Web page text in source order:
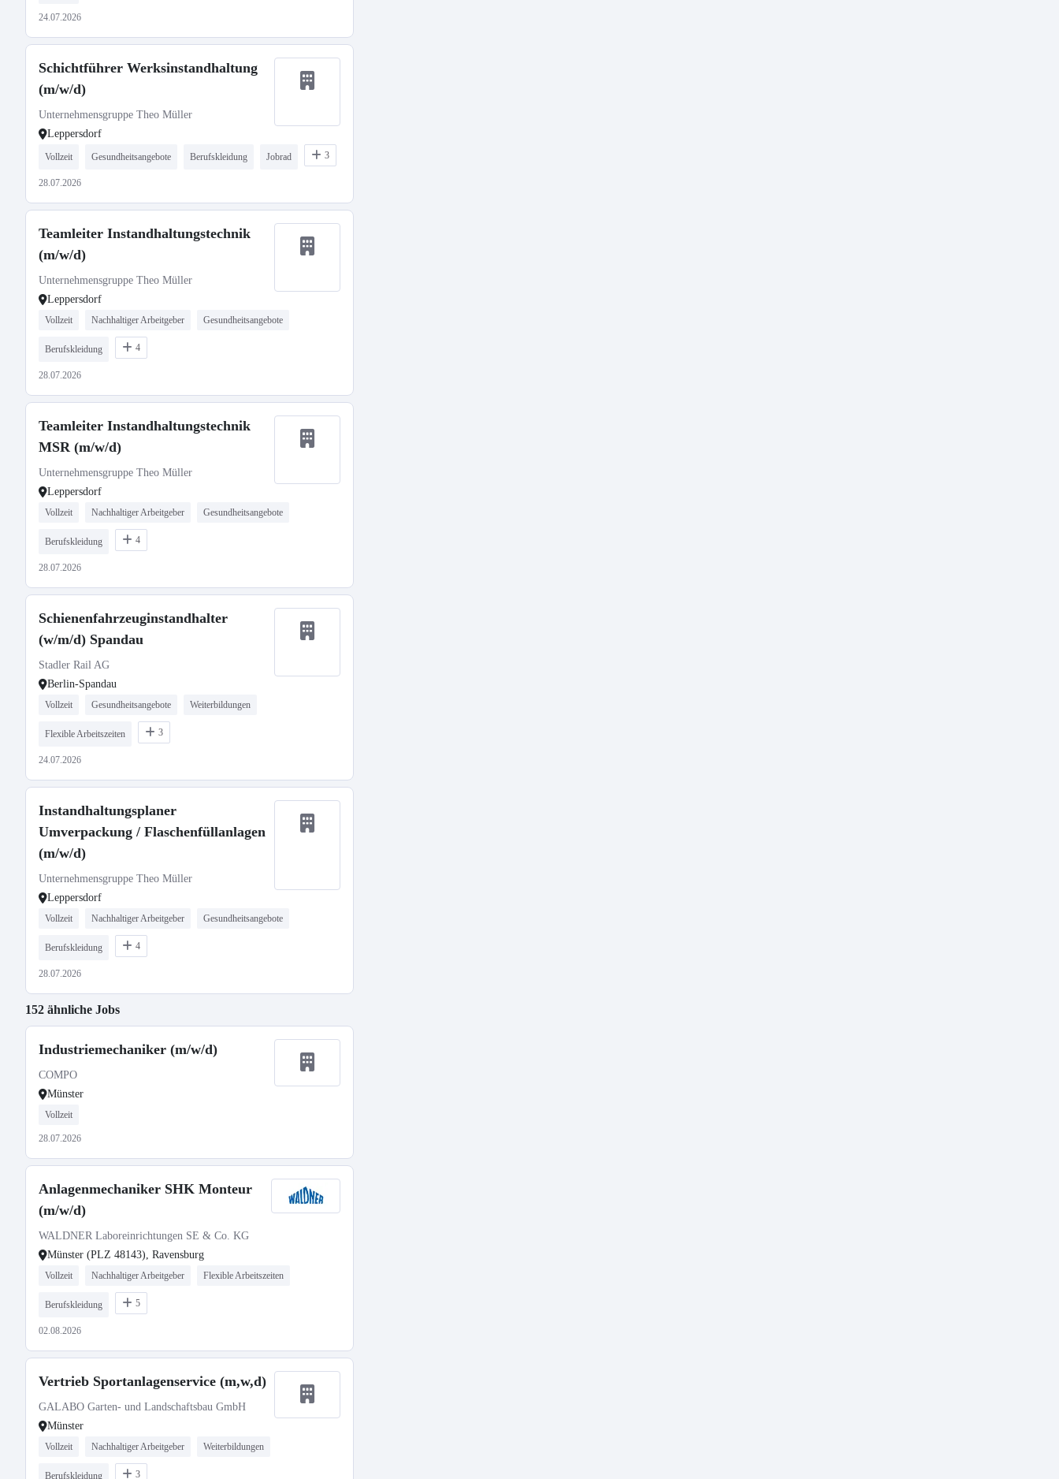
24.07.2026
Schichtführer Werksinstandhaltung
(m/w/d)
Unternehmensgruppe Theo Müller
Leppersdorf
Vollzeit Gesundheitsangebote Berufskleidung Jobrad 3
28.07.2026
Teamleiter Instandhaltungstechnik
(m/w/d)
Unternehmensgruppe Theo Müller
Leppersdorf
Vollzeit Nachhaltiger Arbeitgeber Gesundheitsangebote
Berufskleidung 4
28.07.2026
Teamleiter Instandhaltungstechnik
MSR (m/w/d)
Unternehmensgruppe Theo Müller
Leppersdorf
Vollzeit Nachhaltiger Arbeitgeber Gesundheitsangebote
Berufskleidung 4
28.07.2026
Schienenfahrzeuginstandhalter
(w/m/d) Spandau
Stadler Rail AG
Berlin-Spandau
Vollzeit Gesundheitsangebote Weiterbildungen
Flexible Arbeitszeiten 3
24.07.2026
Instandhaltungsplaner
Umverpackung / Flaschenfüllanlagen
(m/w/d)
Unternehmensgruppe Theo Müller
Leppersdorf
Vollzeit Nachhaltiger Arbeitgeber Gesundheitsangebote
Berufskleidung 4
28.07.2026
152 ähnliche Jobs
Industriemechaniker (m/w/d)
COMPO
Münster
Vollzeit
28.07.2026
Anlagenmechaniker SHK Monteur
(m/w/d)
WALDNER Laboreinrichtungen SE & Co. KG
Münster (PLZ 48143), Ravensburg
Vollzeit Nachhaltiger Arbeitgeber Flexible Arbeitszeiten
Berufskleidung 5
02.08.2026
Vertrieb Sportanlagenservice (m,w,d)
GALABO Garten- und Landschaftsbau GmbH
Münster
Vollzeit Nachhaltiger Arbeitgeber Weiterbildungen
Berufskleidung 3